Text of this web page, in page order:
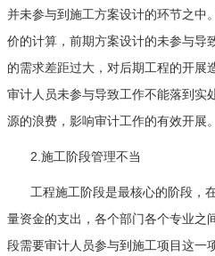
并未参与到施工方案设计的环节之中
价的计算，前期方案设计的未参与导
的需求差距过大，对后期工程的开展
审计人员未参与导致工作不能落到实
源的浪费，影响审计工作的有效开展。
2.施工阶段管理不当
工程施工阶段是最核心的阶段，
量资金的支出，各个部门各个专业之
段需要审计人员参与到施工项目这一